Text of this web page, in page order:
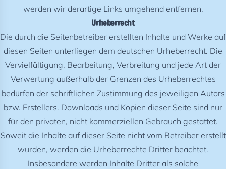
werden wir derartige Links umgehend entfernen.
Urheberrecht
Die durch die Seitenbetreiber erstellten Inhalte und Werke auf
diesen Seiten unterliegen dem deutschen Urheberrecht. Die
Vervielfältigung, Bearbeitung, Verbreitung und jede Art der
Verwertung außerhalb der Grenzen des Urheberrechtes
bedürfen der schriftlichen Zustimmung des jeweiligen Autors
bzw. Erstellers. Downloads und Kopien dieser Seite sind nur
für den privaten, nicht kommerziellen Gebrauch gestattet.
Soweit die Inhalte auf dieser Seite nicht vom Betreiber erstellt
wurden, werden die Urheberrechte Dritter beachtet.
Insbesondere werden Inhalte Dritter als solche